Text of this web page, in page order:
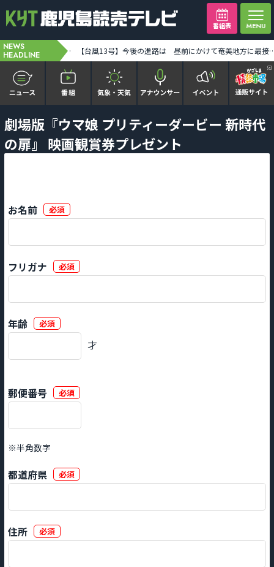
番組表
NEWS
HEADLINE 奄美地方が台風13号の暴風域に 奄美市笠利で最大瞬間風速34メートル観測 土砂災害などに警戒を [2026-08-07 06:42:00] 【台風13号】今後の進路は 昼前にかけて
かごピタ FAMILIAR
KYT news every かごしま
It推しTV
番組表を見る
劇場版『ウマ娘 プリティーダービー 新時代
の扉』 映画観賞券プレゼント
お名前 必須
フリガナ 必須
年齢 必須
才
郵便番号 必須
※半角数字
都道府県 必須
住所 必須